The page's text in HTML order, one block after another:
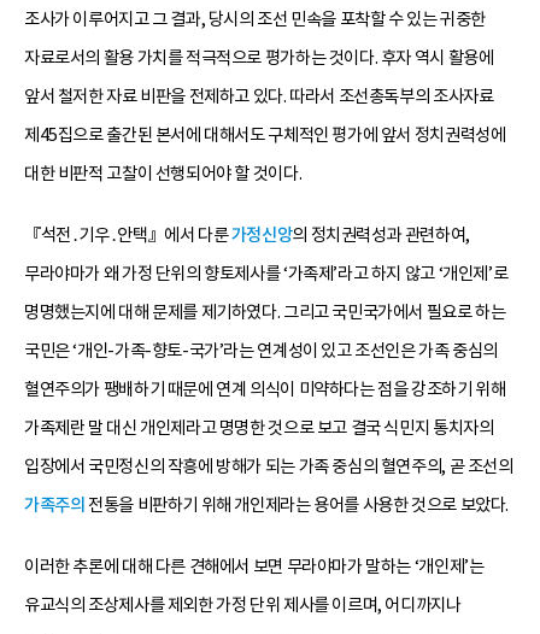
조사가 이루어지고 그 결과, 당시의 조선 민속을 포착할 수 있는 귀중한
자료로서의 활용 가치를 적극적으로 평가하는 것이다. 후자 역시 활용에
앞서 철저한 자료 비판을 전제하고 있다. 따라서 조선총독부의 조사자료
제45집으로 출간된 본서에 대해서도 구체적인 평가에 앞서 정치권력성에
대한 비판적 고찰이 선행되어야 할 것이다.
『석전․기우․안택』에서 다룬가정신앙의 정치권력성과 관련하여,
무라야마가 왜 가정 단위의 향토제사를 ‘가족제’라고 하지 않고 ‘개인제’로
명명했는지에 대해 문제를 제기하였다. 그리고 국민국가에서 필요로 하는
국민은 ‘개인-가족-향토-국가’라는 연계성이 있고 조선인은 가족 중심의
혈연주의가 팽배하기 때문에 연계 의식이 미약하다는 점을 강조하기 위해
가족제란 말 대신 개인제라고 명명한 것으로 보고 결국 식민지 통치자의
입장에서 국민정신의 작흥에 방해가 되는 가족 중심의 혈연주의, 곧 조선의
가족주의 전통을 비판하기 위해 개인제라는 용어를 사용한 것으로 보았다.
이러한 추론에 대해 다른 견해에서 보면 무라야마가 말하는 ‘개인제’는
유교식의 조상제사를 제외한 가정 단위 제사를 이르며, 어디까지나